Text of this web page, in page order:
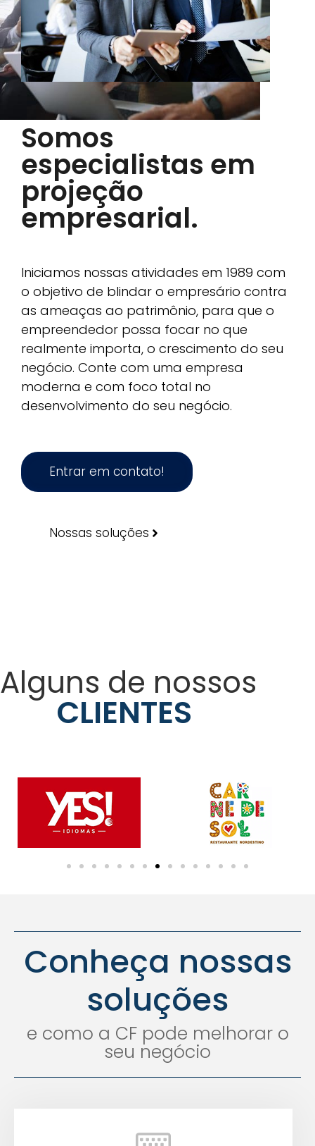
Somos
especialistas em
projeção
empresarial.
Iniciamos nossas atividades em 1989 com
o objetivo de blindar o empresário contra
as ameaças ao patrimônio, para que o
empreendedor possa focar no que
realmente importa, o crescimento do seu
negócio. Conte com uma empresa
moderna e com foco total no
desenvolvimento do seu negócio.
Entrar em contato!
Nossas soluções
Alguns de nossos
CLIENTES
Conheça nossas
soluções
e como a CF pode melhorar o
seu negócio